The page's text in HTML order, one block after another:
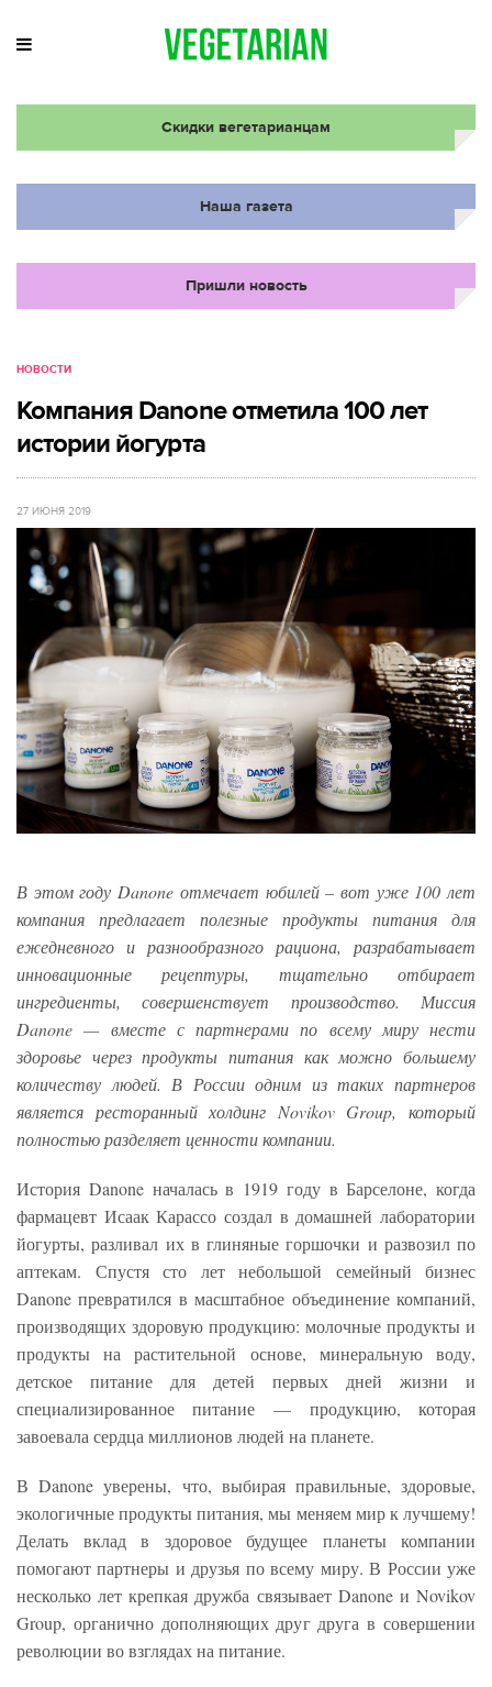
Скидки вегетарианцам
Наша газета
Пришли новость
НОВОСТИ
Компания Danone отметила 100 лет
истории йогурта
27 ИЮНЯ 2019
В этом году Danone отмечает юбилей – вот уже 100 лет
компания предлагает полезные продукты питания для
ежедневного и разнообразного рациона, разрабатывает
инновационные рецептуры, тщательно отбирает
ингредиенты, совершенствует производство. Миссия
Danone — вместе с партнерами по всему миру нести
здоровье через продукты питания как можно большему
количеству людей. В России одним из таких партнеров
является ресторанный холдинг Novikov Group, который
полностью разделяет ценности компании.
История Danone началась в 1919 году в Барселоне, когда
фармацевт Исаак Карассо создал в домашней лаборатории
йогурты, разливал их в глиняные горшочки и развозил по
аптекам. Спустя сто лет небольшой семейный бизнес
Danone превратился в масштабное объединение компаний,
производящих здоровую продукцию: молочные продукты и
продукты на растительной основе, минеральную воду,
детское питание для детей первых дней жизни и
специализированное питание — продукцию, которая
завоевала сердца миллионов людей на планете.
В Danone уверены, что, выбирая правильные, здоровые,
экологичные продукты питания, мы меняем мир к лучшему!
Делать вклад в здоровое будущее планеты компании
помогают партнеры и друзья по всему миру. В России уже
несколько лет крепкая дружба связывает Danone и Novikov
Group, органично дополняющих друг друга в совершении
революции во взглядах на питание.